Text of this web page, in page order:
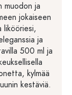
muodon ja
jokaiseen
likööriesi,
ja
500 ml ja
kylmää
kestäviä.